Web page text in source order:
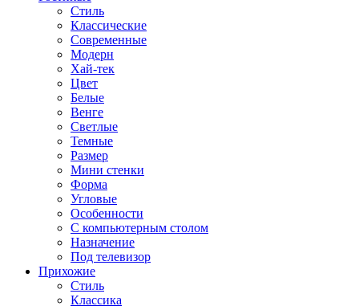
Стиль
Классические
Современные
Модерн
Хай-тек
Цвет
Белые
Венге
Светлые
Темные
Размер
Мини стенки
Форма
Угловые
Особенности
С компьютерным столом
Назначение
Под телевизор
Прихожие
Стиль
Классика